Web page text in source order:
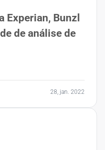
Experian, Bunzl
de análise de
28, jan. 2022